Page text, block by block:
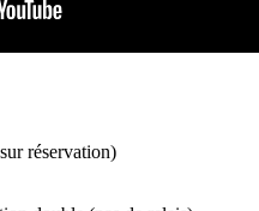
réservation)